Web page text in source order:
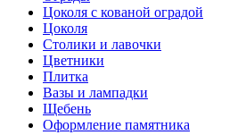
Цоколя с кованой оградой
Цоколя
Столики и лавочки
Цветники
Плитка
Вазы и лампадки
Щебень
Оформление памятника